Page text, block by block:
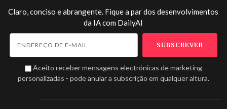
Claro, conciso e abrangente. Fique a par dos desenvolvimentos
da IA com DailyAI
Aceito receber mensagens electrónicas de marketing
personalizadas - pode anular a subscrição em qualquer altura.